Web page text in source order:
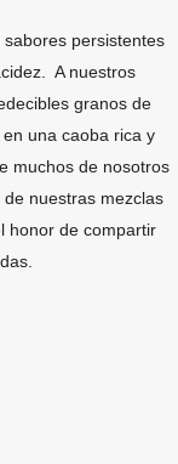
persistentes
A nuestros
granos de
una caoba rica y
muchos de nosotros
nuestras mezclas
honor de compartir